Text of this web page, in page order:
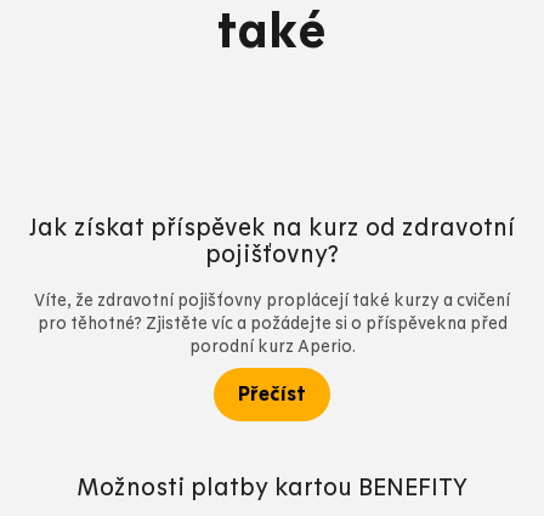
také
Jak získat příspěvek na kurz od zdravotní
pojišťovny?
Víte, že zdravotní pojišťovny proplácejí také kurzy a cvičení
pro těhotné? Zjistěte víc a požádejte si o příspěvekna před
porodní kurz Aperio.
Přečíst
Možnosti platby kartou BENEFITY